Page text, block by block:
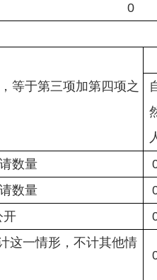
0
等于第三项加第四项之
数量
数量
开
这一情形，不计其他情